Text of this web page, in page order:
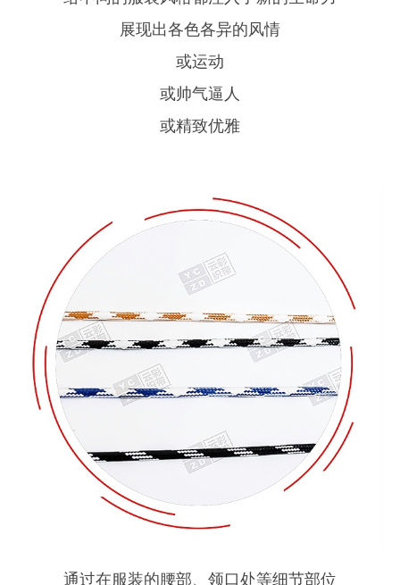
展现出各色各异的风情
或运动
或帅气逼人
或精致优雅
通过在服装的腰部、领口处等细节部位